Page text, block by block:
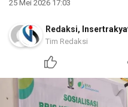
25 Mei 2026 17:03
Redaksi,
Tim Redaksi